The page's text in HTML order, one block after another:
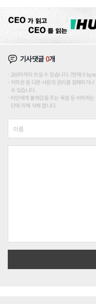
기사댓글0개
200자까지 쓰실 수 있습니다. (현재 0
저작권 등 다른 사람의 권리를 침해하거
수 있습니다.
타인에게 불쾌감을 주는 욕설 등 비하하
단에 의해 삭제 합니다.